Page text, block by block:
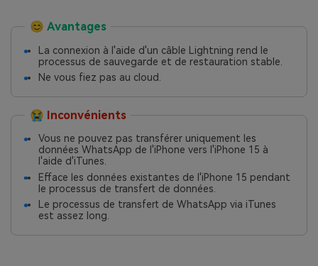
😊 Avantages
La connexion à l'aide d'un câble Lightning rend le
processus de sauvegarde et de restauration stable.
Ne vous fiez pas au cloud.
😭 Inconvénients
Vous ne pouvez pas transférer uniquement les
données WhatsApp de l'iPhone vers l'iPhone 15 à
l'aide d'iTunes.
Efface les données existantes de l'iPhone 15 pendant
le processus de transfert de données.
Le processus de transfert de WhatsApp via iTunes
est assez long.